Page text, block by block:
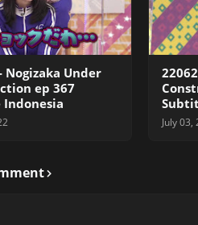
Nogizaka Under
ep 367
July 03,